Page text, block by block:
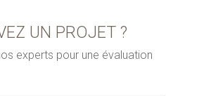
UN PROJET ?
experts pour une évaluation